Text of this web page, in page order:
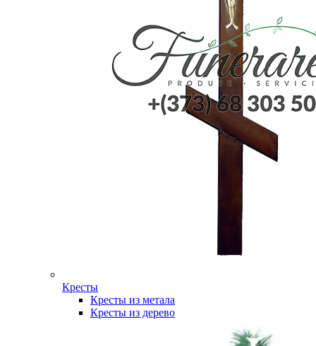
Кресты
Кресты из метала
Кресты из дерево